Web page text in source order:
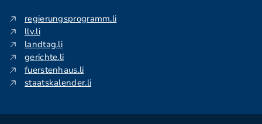
regierungsprogramm.li
llv.li
landtag.li
gerichte.li
fuerstenhaus.li
staatskalender.li